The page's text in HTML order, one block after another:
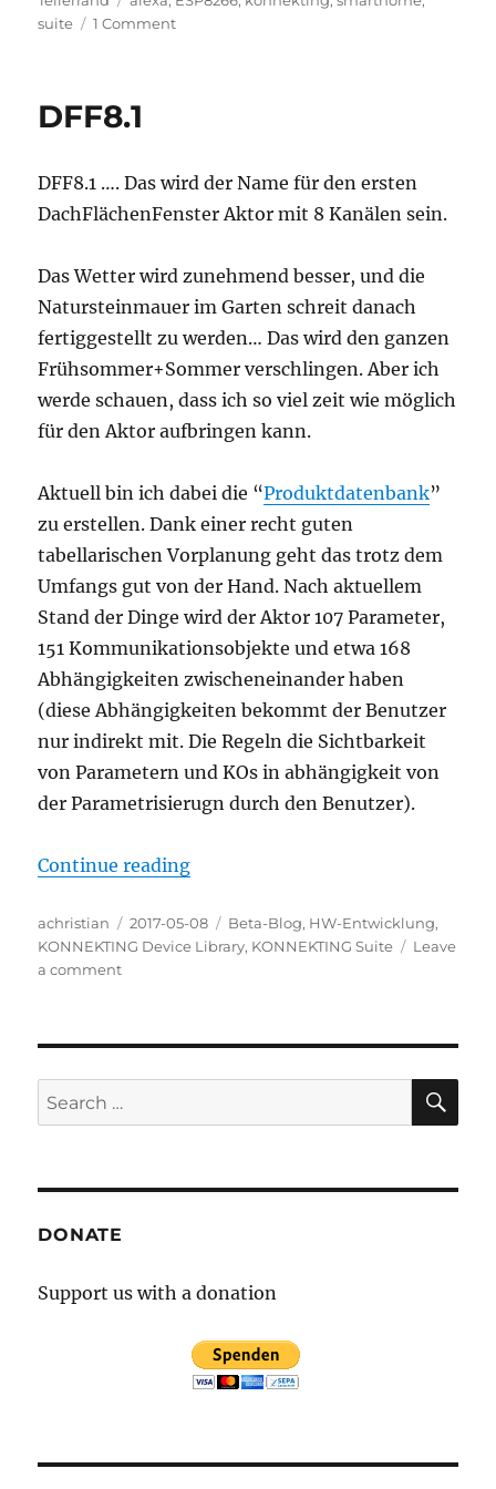
suite
1 Commenton
DFF8.1
DFF8.1 …. Das wird der Name für den ersten
DachFlächenFenster Aktor mit 8 Kanälen sein.
Das Wetter wird zunehmend besser, und die
Natursteinmauer im Garten schreit danach
fertiggestellt zu werden… Das wird den ganzen
Frühsommer+Sommer verschlingen. Aber ich
werde schauen, dass ich so viel zeit wie möglich
für den Aktor aufbringen kann.
Aktuell bin ich dabei die “Produktdatenbank”
zu erstellen. Dank einer recht guten
tabellarischen Vorplanung geht das trotz dem
Umfangs gut von der Hand. Nach aktuellem
Stand der Dinge wird der Aktor 107 Parameter,
151 Kommunikationsobjekte und etwa 168
Abhängigkeiten zwischeneinander haben
(diese Abhängigkeiten bekommt der Benutzer
nur indirekt mit. Die Regeln die Sichtbarkeit
von Parametern und KOs in abhängigkeit von
der Parametrisierugn durch den Benutzer).
Continue reading“DFF8.1”
Author
achristian
Posted
on
2017-05-08 Categories
Beta-Blog, HW-Entwicklung,
KONNEKTING Device Library, KONNEKTING Suite
Leave
a commenton
Search
for:
DONATE
Support us with a donation